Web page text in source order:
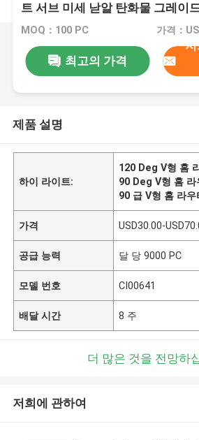
트 서브 미세 낟알 탄화물 그레이
MOQ：100 PC
최고의 가격
저
제품 설명
하이 라이트:
120 Deg V형 홈
90 Deg V형 홈
90 급 V형 홈 라우
가격 USD30.00-
공급 능력 달 당 9000 PC
모델 번호 CI00641
배달 시간 8 주
더 많은 것을 전망하
저희에 관하여